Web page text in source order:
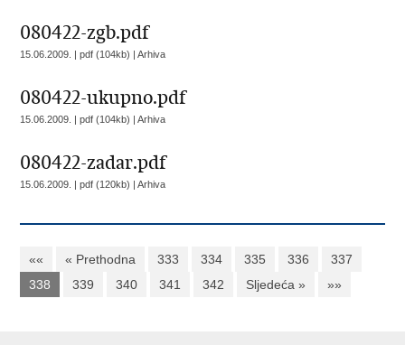
080422-zgb.pdf
15.06.2009. | pdf (104kb) |Arhiva
080422-ukupno.pdf
15.06.2009. | pdf (104kb) |Arhiva
080422-zadar.pdf
15.06.2009. | pdf (120kb) |Arhiva
«« « Prethodna 333 334 335 336
337
338
339 340 341 342 Sljedeća » »»